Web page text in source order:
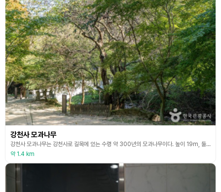
강천사 모과나무
강천사 모과나무는 강천사로 길목에 있는 수령 약 300년의 모과나무이다. 높이 19m, 둘레 3.1m로 높이 50cm 정도에서 두 가지로 나누어진다. 한 가지는 뻗어서 다시 두 가지로 나뉘고, 다른 한 가지는 1m 정도에서 네 가지와 두 가지로 나누어져 자란다. 모과나무를 강천사에 머물던 스님이 심었다는 설과 조선 후기 순창 출신의 실학자인 신경준이 심었다는 설이 함께 전해진다. 지금도 꽃을 피우고 열매를 맺고 있으며, 모과나무의 왼쪽으로는 단풍나무가
약 1.4 km